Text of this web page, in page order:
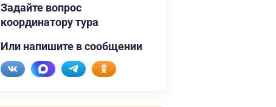
Задайте вопрос
координатору тура
Или напишите в сообщении